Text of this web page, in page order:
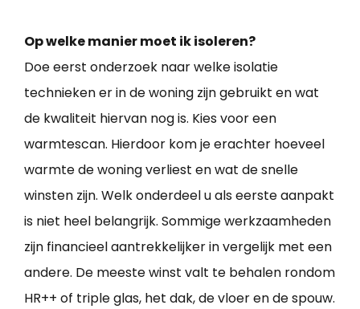
Op welke manier moet ik isoleren?
Doe eerst onderzoek naar welke isolatie
technieken er in de woning zijn gebruikt en wat
de kwaliteit hiervan nog is. Kies voor een
warmtescan. Hierdoor kom je erachter hoeveel
warmte de woning verliest en wat de snelle
winsten zijn. Welk onderdeel u als eerste aanpakt
is niet heel belangrijk. Sommige werkzaamheden
zijn financieel aantrekkelijker in vergelijk met een
andere. De meeste winst valt te behalen rondom
HR++ of triple glas, het dak, de vloer en de spouw.